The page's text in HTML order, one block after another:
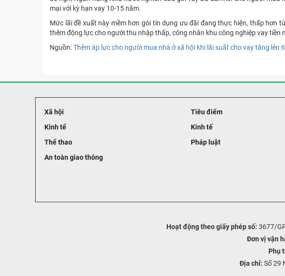
mại với kỳ hạn vay 10-15 năm.
Mức lãi đề xuất này mềm hơn gói tín dụng ưu đãi đang thực hiện, thấp hơn
thêm động lực cho người thu nhập thấp, công nhân khu công nghiệp vay tiền
Nguồn:Thêm áp lực cho người mua nhà ở xã hội khi lãi suất cho vay tăng lên
Xã hội
Kinh tế
Thể thao
An toàn giao thông
Tiêu điểm
Kinh tế
Pháp luật
Hoạt động theo giấy phép số: 3677/
Đơn vị vận
Phụ
Địa chỉ: Số 29